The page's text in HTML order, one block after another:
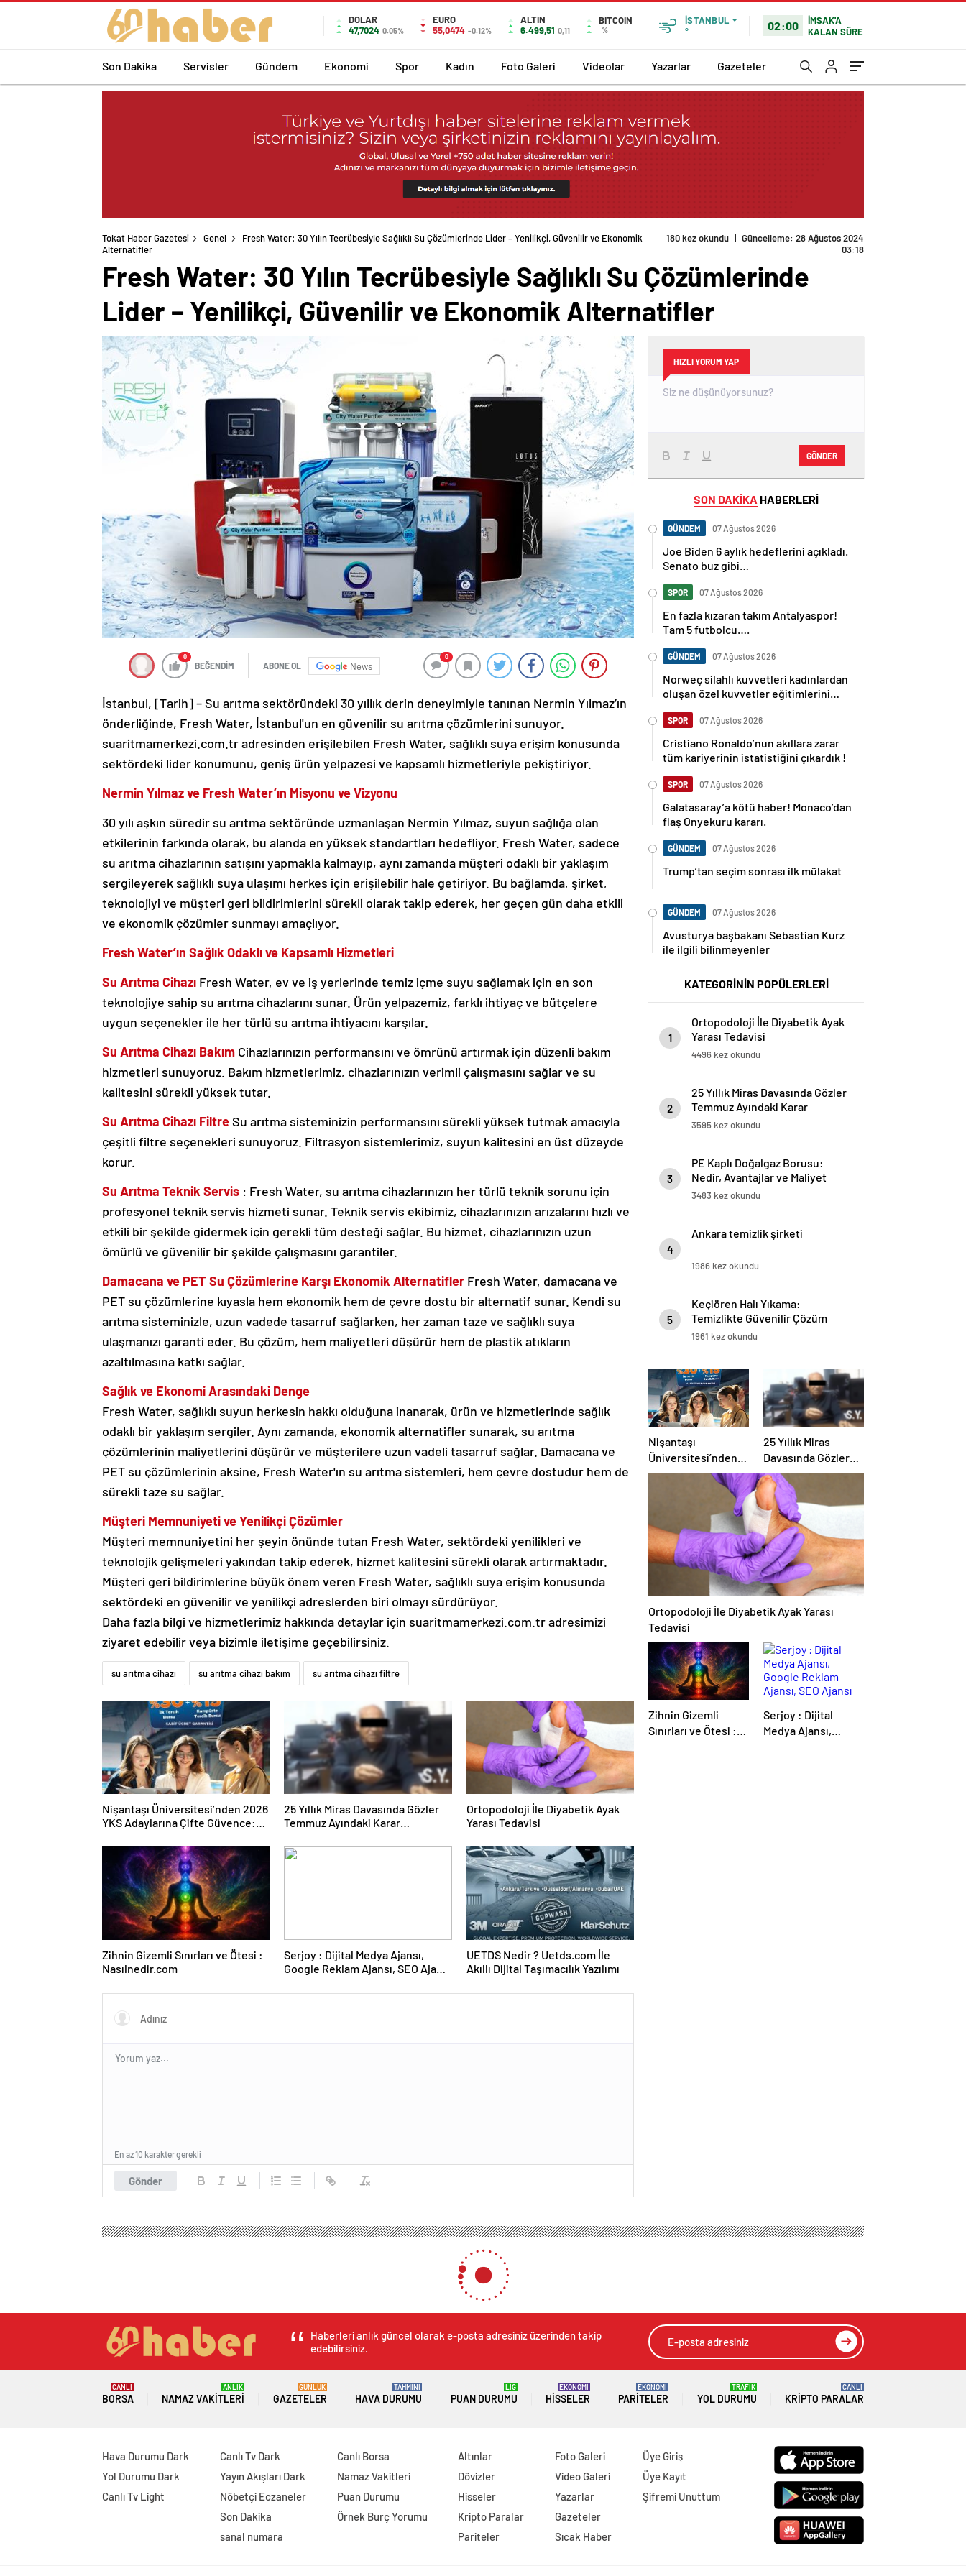
DOLAR
47,7024 0.05%
EURO
55,0474 -0.12%
ALTIN
6.499,51 0,11
BITCOIN
%
İSTANBUL
°
02:00
İMSAK'A
KALAN SÜRE
Son Dakika Servisler Gündem Ekonomi Spor Kadın Foto Galeri Videolar Yazarlar Gazeteler
Tokat Haber Gazetesi Genel
Fresh Water: 30 Yılın Tecrübesiyle Sağlıklı Su Çözümlerinde Lider – Yenilikçi, Güvenilir ve Ekonomik
Alternatifler
180 kez okundu | Güncelleme: 28 Ağustos 2024
03:18
Fresh Water: 30 Yılın Tecrübesiyle Sağlıklı Su Çözümlerinde
Lider – Yenilikçi, Güvenilir ve Ekonomik Alternatifler
0
BEĞENDİM ABONE OL News
0
İstanbul, [Tarih] – Su arıtma sektöründeki 30 yıllık derin deneyimiyle tanınan Nermin Yılmaz’ın
önderliğinde, Fresh Water, İstanbul'un en güvenilir su arıtma çözümlerini sunuyor.
suaritmamerkezi.com.tr adresinden erişilebilen Fresh Water, sağlıklı suya erişim konusunda
sektördeki lider konumunu, geniş ürün yelpazesi ve kapsamlı hizmetleriyle pekiştiriyor.
Nermin Yılmaz ve Fresh Water’ın Misyonu ve Vizyonu
30 yılı aşkın süredir su arıtma sektöründe uzmanlaşan Nermin Yılmaz, suyun sağlığa olan
etkilerinin farkında olarak, bu alanda en yüksek standartları hedefliyor. Fresh Water, sadece
su arıtma cihazlarının satışını yapmakla kalmayıp, aynı zamanda müşteri odaklı bir yaklaşım
sergileyerek sağlıklı suya ulaşımı herkes için erişilebilir hale getiriyor. Bu bağlamda, şirket,
teknolojiyi ve müşteri geri bildirimlerini sürekli olarak takip ederek, her geçen gün daha etkili
ve ekonomik çözümler sunmayı amaçlıyor.
Fresh Water’ın Sağlık Odaklı ve Kapsamlı Hizmetleri
Su Arıtma Cihazı Fresh Water, ev ve iş yerlerinde temiz içme suyu sağlamak için en son
teknolojiye sahip su arıtma cihazlarını sunar. Ürün yelpazemiz, farklı ihtiyaç ve bütçelere
uygun seçenekler ile her türlü su arıtma ihtiyacını karşılar.
Su Arıtma Cihazı Bakım Cihazlarınızın performansını ve ömrünü artırmak için düzenli bakım
hizmetleri sunuyoruz. Bakım hizmetlerimiz, cihazlarınızın verimli çalışmasını sağlar ve su
kalitesini sürekli yüksek tutar.
Su Arıtma Cihazı FiltreSu arıtma sisteminizin performansını sürekli yüksek tutmak amacıyla
çeşitli filtre seçenekleri sunuyoruz. Filtrasyon sistemlerimiz, suyun kalitesini en üst düzeyde
korur.
Su Arıtma Teknik Servis : Fresh Water, su arıtma cihazlarınızın her türlü teknik sorunu için
profesyonel teknik servis hizmeti sunar. Teknik servis ekibimiz, cihazlarınızın arızalarını hızlı ve
etkili bir şekilde gidermek için gerekli tüm desteği sağlar. Bu hizmet, cihazlarınızın uzun
ömürlü ve güvenilir bir şekilde çalışmasını garantiler.
Damacana ve PET Su Çözümlerine Karşı Ekonomik Alternatifler Fresh Water, damacana ve
PET su çözümlerine kıyasla hem ekonomik hem de çevre dostu bir alternatif sunar. Kendi su
arıtma sisteminizle, uzun vadede tasarruf sağlarken, her zaman taze ve sağlıklı suya
ulaşmanızı garanti eder. Bu çözüm, hem maliyetleri düşürür hem de plastik atıkların
azaltılmasına katkı sağlar.
Sağlık ve Ekonomi Arasındaki Denge
Fresh Water, sağlıklı suyun herkesin hakkı olduğuna inanarak, ürün ve hizmetlerinde sağlık
odaklı bir yaklaşım sergiler. Aynı zamanda, ekonomik alternatifler sunarak, su arıtma
çözümlerinin maliyetlerini düşürür ve müşterilere uzun vadeli tasarruf sağlar. Damacana ve
PET su çözümlerinin aksine, Fresh Water'ın su arıtma sistemleri, hem çevre dostudur hem de
sürekli taze su sağlar.
Müşteri Memnuniyeti ve Yenilikçi Çözümler
Müşteri memnuniyetini her şeyin önünde tutan Fresh Water, sektördeki yenilikleri ve
teknolojik gelişmeleri yakından takip ederek, hizmet kalitesini sürekli olarak artırmaktadır.
Müşteri geri bildirimlerine büyük önem veren Fresh Water, sağlıklı suya erişim konusunda
sektördeki en güvenilir ve yenilikçi adreslerden biri olmayı sürdürüyor.
Daha fazla bilgi ve hizmetlerimiz hakkında detaylar için suaritmamerkezi.com.tr adresimizi
ziyaret edebilir veya bizimle iletişime geçebilirsiniz.
su arıtma cihazı su arıtma cihazı bakım su arıtma cihazı filtre
Nişantaşı Üniversitesi’nden 2026
YKS Adaylarına Çifte Güvence:
25 Yıllık Miras Davasında Gözler
Temmuz Ayındaki Karar
Ortopodoloji İle Diyabetik Ayak
Yarası Tedavisi
Zihnin Gizemli Sınırları ve Ötesi :
Nasılnedir.com
Serjoy : Dijital Medya Ajansı,
Google Reklam Ajansı, SEO Ajansı
UETDS Nedir ? Uetds.com İle
Akıllı Dijital Taşımacılık Yazılımı
Gönder
En az 10 karakter gerekli
HIZLI YORUM YAP
GÖNDER
SON DAKİKA HABERLERİ
GÜNDEM 07 Ağustos 2026
Joe Biden 6 aylık hedeflerini açıkladı.
Senato buz gibi…
SPOR 07 Ağustos 2026
En fazla kızaran takım Antalyaspor!
Tam 5 futbolcu….
GÜNDEM 07 Ağustos 2026
Norweç silahlı kuvvetleri kadınlardan
oluşan özel kuvvetler eğitimlerini
SPOR 07 Ağustos 2026
Cristiano Ronaldo’nun akıllara zarar
tüm kariyerinin istatistiğini çıkardık !
SPOR 07 Ağustos 2026
Galatasaray’a kötü haber! Monaco’dan
flaş Onyekuru kararı.
GÜNDEM 07 Ağustos 2026
Trump’tan seçim sonrası ilk mülakat
GÜNDEM 07 Ağustos 2026
Avusturya başbakanı Sebastian Kurz
ile ilgili bilinmeyenler
KATEGORİNİN POPÜLERLERİ
1
Ortopodoloji İle Diyabetik Ayak
Yarası Tedavisi
4496 kez okundu
2
25 Yıllık Miras Davasında Gözler
Temmuz Ayındaki Karar
Duruşmasına Çevrildi
3595 kez okundu
3
PE Kaplı Doğalgaz Borusu:
Nedir, Avantajlar ve Maliyet
Değerlendirmesi
3483 kez okundu
4
Ankara temizlik şirketi
1986 kez okundu
5
Keçiören Halı Yıkama:
Temizlikte Güvenilir Çözüm
1961 kez okundu
Nişantaşı
Üniversitesi’nden
2026 YKS
Adaylarına Çifte
Ücret ve Kesintisiz
Burs
25 Yıllık Miras
Davasında Gözler
Temmuz Ayındaki
Karar Duruşmasına
Çevrildi
Ortopodoloji İle Diyabetik Ayak Yarası
Tedavisi
Zihnin Gizemli
Sınırları ve Ötesi :
Serjoy : Dijital
Medya Ajansı,
Haberleri anlık güncel olarak e-posta adresiniz üzerinden takip
edebilirsiniz.
BORSA
CANLI
NAMAZ VAKITLERI
ANLIK
GAZETELER
GÜNLÜK
HAVA DURUMU
TAHMİNİ
PUAN DURUMU
LİG
HISSELER
EKONOMİ
PARITELER
EKONOMİ
YOL DURUMU
TRAFİK
KRIPTO PARALAR
CANLI
Hava Durumu Dark
Yol Durumu Dark
Canlı Tv Light
Canlı Tv Dark
Yayın Akışları Dark
Nöbetçi Eczaneler
Son Dakika
sanal numara
Canlı Borsa
Namaz Vakitleri
Puan Durumu
Örnek Burç Yorumu
Altınlar
Dövizler
Hisseler
Kripto Paralar
Pariteler
Foto Galeri
Video Galeri
Yazarlar
Gazeteler
Sıcak Haber
Üye Giriş
Üye Kayıt
Şifremi Unuttum